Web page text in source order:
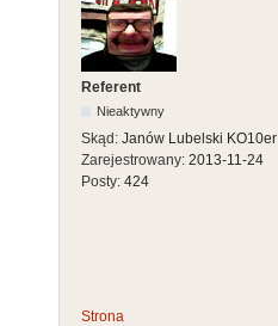
Referent
Nieaktywny
Skąd: Janów Lubelski KO10er
Zarejestrowany: 2013-11-24
Posty: 424
Strona